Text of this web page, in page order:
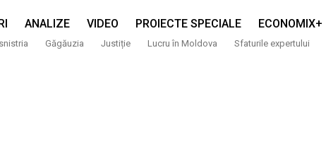
ANALIZE VIDEO PROIECTE SPECIALE ECONOMIX+
Găgăuzia Justiție Lucru în Moldova Sfaturile expertului